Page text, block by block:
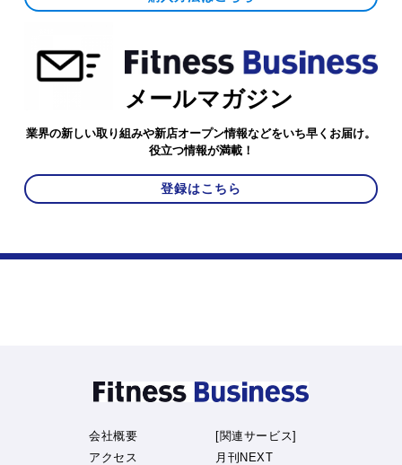
メールマガジン
業界の新しい取り組みや新店オープン情報などをいち早くお届け。
役立つ情報が満載！
登録はこちら
会社概要
アクセス
[関連サービス]
月刊NEXT